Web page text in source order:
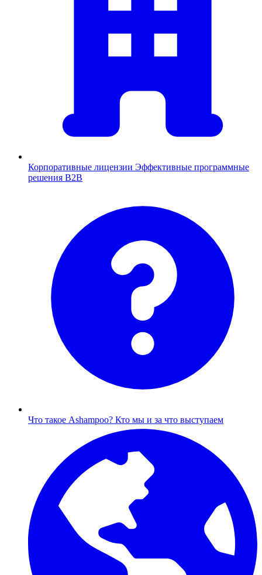
Корпоративные лицензии Эффективные программные
решения B2B
Что такое Ashampoo? Кто мы и за что выступаем